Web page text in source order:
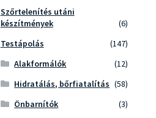
Szőrtelenítés utáni
készítmények
(6)
Testápolás
(147)
Alakformálók
(12)
Hidratálás, bőrfiatalítás (58)
Önbarnítók
(3)